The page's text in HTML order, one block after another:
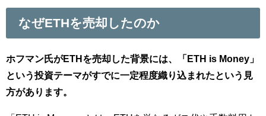
なぜETHを売却したのか
ホフマン氏がETHを売却した背景には、「ETH is Money」
という投資テーマがすでに一定程度織り込まれたという見
方があります。